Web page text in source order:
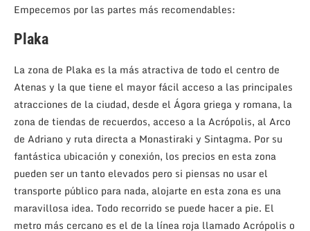
Empecemos por las partes más recomendables:
Plaka
La zona de Plaka es la más atractiva de todo el centro de
Atenas y la que tiene el mayor fácil acceso a las principales
atracciones de la ciudad, desde el Ágora griega y romana, la
zona de tiendas de recuerdos, acceso a la Acrópolis, al Arco
de Adriano y ruta directa a Monastiraki y Sintagma. Por su
fantástica ubicación y conexión, los precios en esta zona
pueden ser un tanto elevados pero si piensas no usar el
transporte público para nada, alojarte en esta zona es una
maravillosa idea. Todo recorrido se puede hacer a pie. El
metro más cercano es el de la línea roja llamado Acrópolis o